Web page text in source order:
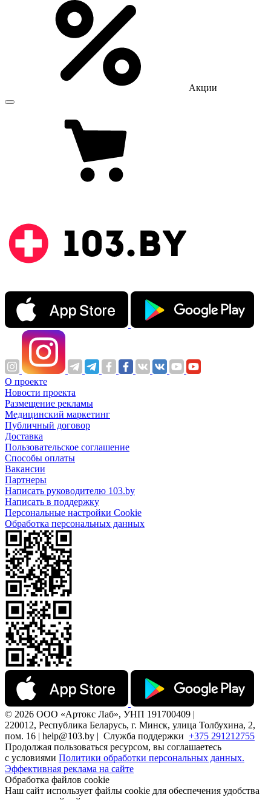
Акции
О проекте
Новости проекта
Размещение рекламы
Медицинский маркетинг
Публичный договор
Доставка
Пользовательское соглашение
Способы оплаты
Вакансии
Партнеры
Написать руководителю 103.by
Написать в поддержку
Персональные настройки Cookie
Обработка персональных данных
© 2026 ООО «Артокс Лаб», УНП 191700409 |
220012, Республика Беларусь, г. Минск, улица Толбухина, 2,
пом. 16 | help@103.by | Служба поддержки +375 291212755
Продолжая пользоваться ресурсом, вы соглашаетесь
с условиями Политики обработки персональных данных.
Эффективная реклама на сайте
Обработка файлов cookie
Наш сайт использует файлы cookie для обеспечения удобства